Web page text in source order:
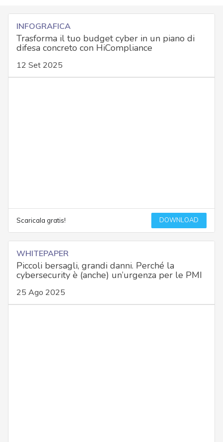
INFOGRAFICA
Trasforma il tuo budget cyber in un piano di
difesa concreto con HiCompliance
12 Set 2025
Scaricala gratis! DOWNLOAD
WHITEPAPER
Piccoli bersagli, grandi danni. Perché la
cybersecurity è (anche) un’urgenza per le PMI
25 Ago 2025